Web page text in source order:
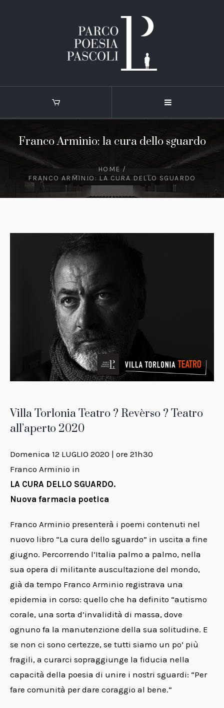
Franco Arminio: la cura dello sguardo
HOME /
FRANCO ARMINIO: LA CURA DELLO SGUARDO
Villa Torlonia Teatro ? Revèrso ? Teatro
all’aperto 2020
Domenica 12 LUGLIO 2020 | ore 21h30
Franco Arminio in
LA CURA DELLO SGUARDO.
Nuova farmacia poetica
Franco Arminio presenterà i poemi contenuti nel
nuovo libro “La cura dello sguardo” in uscita a fine
giugno. Percorrendo l’Italia palmo a palmo, nella
sua opera di militante auscultazione del mondo,
già da tempo Franco Arminio registrava una
epidemia in corso: quello che ha definito “autismo
corale, una sorta d’invalidità di massa, dove
ognuno fa la manutenzione della sua solitudine. E
se non ci sono certezze, se tutti siamo un po’ più
fragili, a curarci sopraggiunge la fiducia nella
capacità della poesia di unire i nostri sguardi: “Per
fare comunità per dare coraggio al bene.”